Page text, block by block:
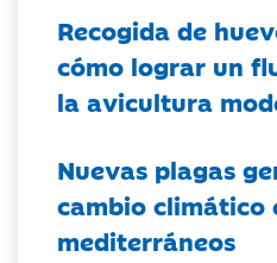
Recogida de
cómo lograr un
la avicultura
Nuevas plagas
cambio climático
mediterráneos